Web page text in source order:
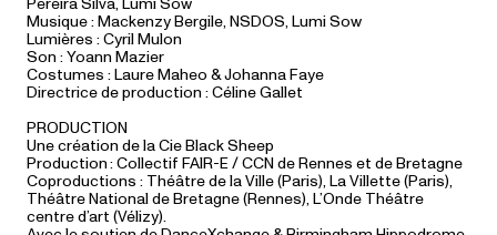
Musique : Mackenzy Bergile, NSDOS, Lumi Sow
Lumières : Cyril Mulon
Son : Yoann Mazier
Costumes : Laure Maheo & Johanna Faye
Directrice de production : Céline Gallet
PRODUCTION
Une création de la Cie Black Sheep
Production : Collectif FAIR-E / CCN de Rennes et de Bretagne
Coproductions : Théâtre de la Ville (Paris), La Villette (Paris),
Théâtre National de Bretagne (Rennes), L’Onde Théâtre
centre d’art (Vélizy).